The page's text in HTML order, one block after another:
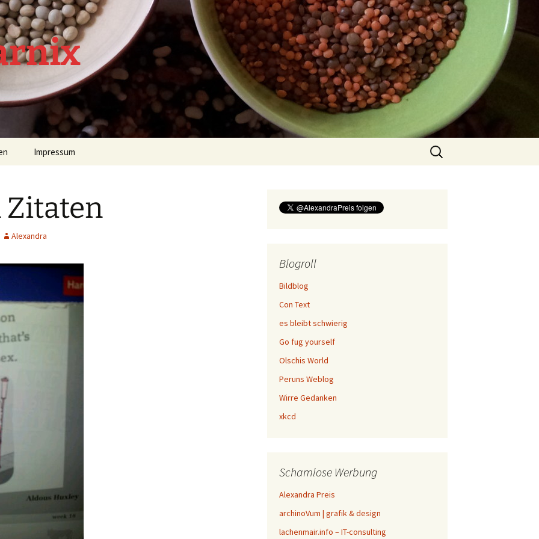
Impressum
Suchen
nach:
Zitaten
Alexandra
Blogroll
Bildblog
Con Text
es bleibt schwierig
Go fug yourself
Olschis World
Peruns Weblog
Wirre Gedanken
xkcd
Schamlose Werbung
Alexandra Preis
archinoVum | grafik & design
lachenmair.info – IT-consulting